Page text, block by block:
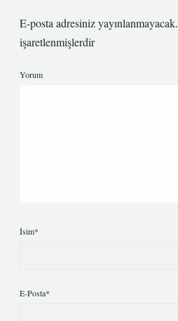
E-posta adresiniz yayınlanmayacak.
işaretlenmişlerdir
Yorum
İsim*
E-Posta*